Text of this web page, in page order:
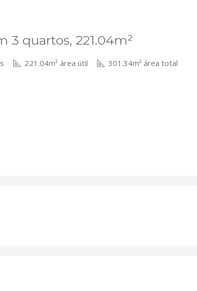
3 quartos, 221.04m²
221.04m² área útil 301.34m² área total